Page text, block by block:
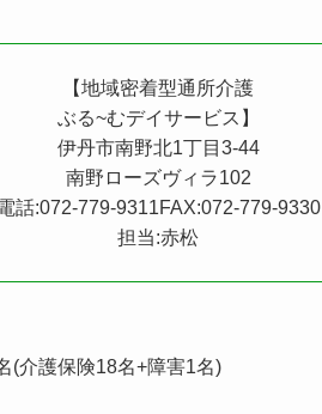
【地域密着型通所介護
ぶる~むデイサービス】
伊丹市南野北1丁目3-44
南野ローズヴィラ102
話:072-779-9311FAX:072-779-9330
担当:赤松
(介護保険18名+障害1名)